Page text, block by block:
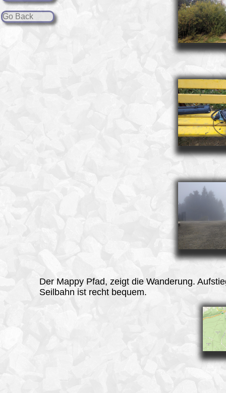
Go Back
Der Mappy Pfad, zeigt die Wanderung.
Seilbahn ist recht bequem.